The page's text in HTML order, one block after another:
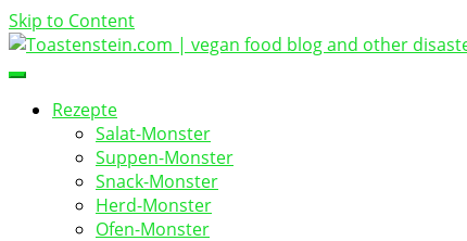
Skip to Content
Toastenstein.com
vegan food blog
Rezepte
Salat-Monster
Suppen-Monster
Snack-Monster
Herd-Monster
Ofen-Monster